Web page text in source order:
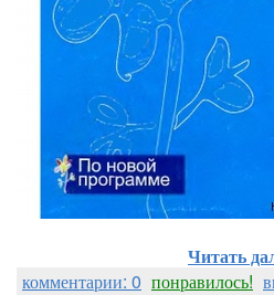
Читать
комментарии: 0 понравилось!